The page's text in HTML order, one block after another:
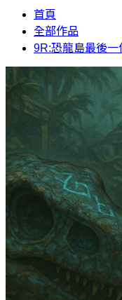
首頁
全部作品
9R:恐龍島最後一